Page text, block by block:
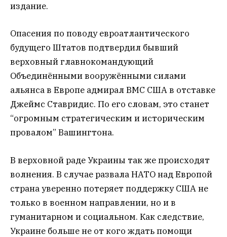
издание.
Опасения по поводу евроатлантического
будущего Штатов подтвердил бывший
верховный главнокомандующий
Объединёнными вооружёнными силами
альянса в Европе адмирал ВМС США в отставке
Джеймс Ставридис. По его словам, это станет
“огромным стратегическим и историческим
провалом” Вашингтона.
В верховной раде Украины так же происходят
волнения. В случае развала НАТО над Европой
страна уверенно потеряет поддержку США не
только в военном направлении, но и в
гуманитарном и социальном. Как следствие,
Украине больше не от кого ждать помощи